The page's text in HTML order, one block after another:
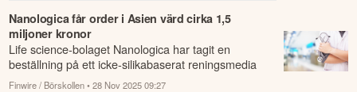
Nanologica får order i Asien värd cirka 1,5
miljoner kronor
Life science-bolaget Nanologica har tagit en
beställning på ett icke-silikabaserat reningsmedia
från en kund i Asien till ett värde av omkri...
Finwire / Börskollen • 28 Nov 2025 09:27